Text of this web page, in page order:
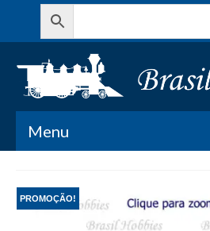
Menu
Meu Carrinho
PROMOÇÃO!